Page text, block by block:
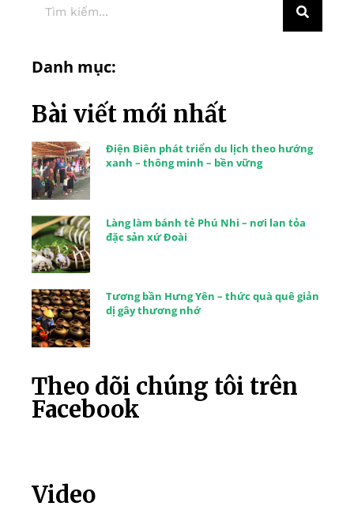
Danh mục:
Bài viết mới nhất
Điện Biên phát triển du lịch theo hướng
xanh – thông minh – bền vững
Làng làm bánh tẻ Phú Nhi – nơi lan tỏa
đặc sản xứ Đoài
Tương bần Hưng Yên – thức quà quê giản
dị gây thương nhớ
Theo dõi chúng tôi trên
Facebook
Video